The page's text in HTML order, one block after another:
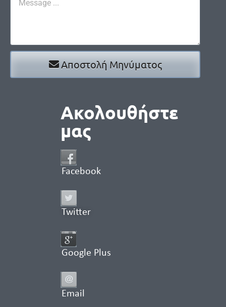
Αποστολή Μηνύματος
Ακολουθήστε
μας
Facebook
Twitter
Google Plus
Email